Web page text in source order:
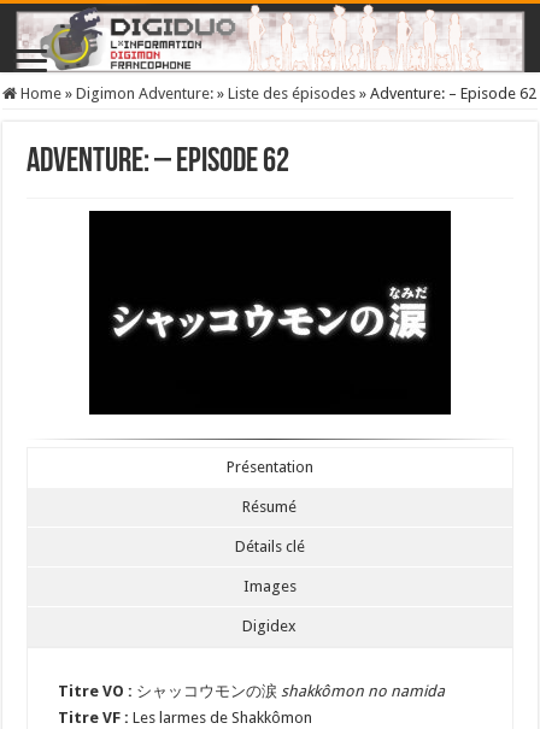
Home » Digimon Adventure: » Liste des épisodes » Adventure: – Episode 62
Adventure: – Episode 62
Présentation
Résumé
Détails clé
Images
Digidex
Titre VO : シャッコウモンの涙shakkômon no namida
Titre VF : Les larmes de Shakkômon